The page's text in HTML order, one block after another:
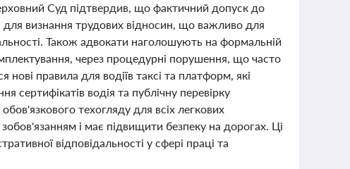
Суд підтвердив, що фактичний допуск до
визнання трудових відносин, що важливо для
Також адвокати наголошують на формальній
через процедурні порушення, що часто
нові правила для водіїв таксі та платформ, які
сертифікатів водія та публічну перевірку
техогляду для всіх легкових
і має підвищити безпеку на дорогах. Ці
відповідальності у сфері праці та